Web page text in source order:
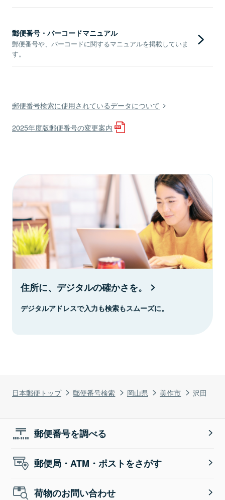
日本郵便トップ 郵便番号検索 岡山県 美作市 沢田
郵便番号・バーコードマニュアル
郵便番号や、バーコードに関するマニュアルを掲載していま
す。
郵便番号検索に使用されているデータについて
2025年度版郵便番号の変更案内
住所に、デジタルの確かさを。
デジタルアドレスで入力も検索もスムーズに。
郵便番号を調べる
郵便局・ATM・ポストをさがす
荷物のお問い合わせ